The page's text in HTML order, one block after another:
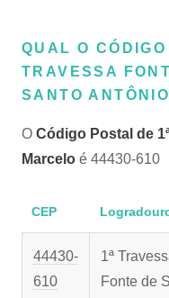
QUAL O
TRAVESSA
SANTO
O Código Postal de
Marcelo é 44430-610
CEP
44430-
610
1ª
Fonte de